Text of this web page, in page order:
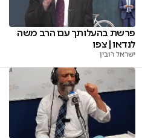
פרשת בהעלותך עם הרב משה
לנדאו | צפו
ישראל רובין